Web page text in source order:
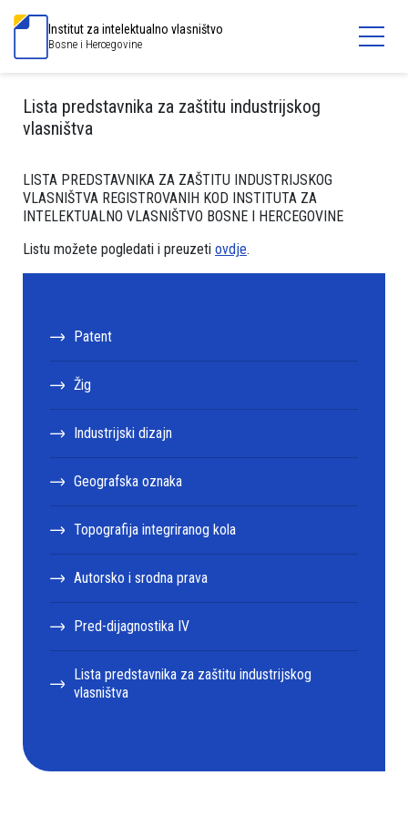
Institut za intelektualno vlasništvo
Bosne i Hercegovine
Lista predstavnika za zaštitu industrijskog
vlasništva
LISTA PREDSTAVNIKA ZA ZAŠTITU INDUSTRIJSKOG
VLASNIŠTVA REGISTROVANIH KOD INSTITUTA ZA
INTELEKTUALNO VLASNIŠTVO BOSNE I HERCEGOVINE
Listu možete pogledati i preuzeti ovdje.
Patent
Žig
Industrijski dizajn
Geografska oznaka
Topografija integriranog kola
Autorsko i srodna prava
Pred-dijagnostika IV
Lista predstavnika za zaštitu industrijskog
vlasništva